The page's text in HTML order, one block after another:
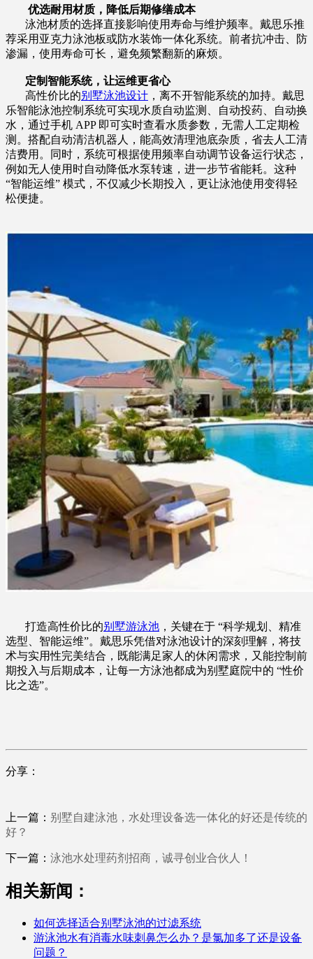
优选耐用材质，降低后期修缮成本
泳池材质的选择直接影响使用寿命与维护频率。戴思乐推
荐采用亚克力泳池板或防水装饰一体化系统。前者抗冲击、防
渗漏，使用寿命可长，避免频繁翻新的麻烦。
定制智能系统，让运维更省心​
高性价比的别墅泳池设计 ，离不开智能系统的加持。戴思
乐智能泳池控制系统可实现水质自动监测、自动投药、自动换
水，通过手机 APP 即可实时查看水质参数，无需人工定期检
测。搭配自动清洁机器人，能高效清理池底杂质，省去人工清
洁费用。同时，系统可根据使用频率自动调节设备运行状态，
例如无人使用时自动降低水泵转速，进一步节省能耗。这种
“智能运维” 模式，不仅减少长期投入，更让泳池使用变得轻
松便捷。​
打造高性价比的别墅游泳池 ，关键在于 “科学规划、精准
选型、智能运维”。戴思乐凭借对泳池设计的深刻理解，将技
术与实用性完美结合，既能满足家人的休闲需求，又能控制前
期投入与后期成本，让每一方泳池都成为别墅庭院中的 “性价
比之选”。
分享：
上一篇： 别墅自建泳池，水处理设备选一体化的好还是传统的
好？
下一篇： 泳池水处理药剂招商，诚寻创业合伙人！
相关新闻：
如何选择适合别墅泳池的过滤系统
游泳池水有消毒水味刺鼻怎么办？是氯加多了还是设备
问题？